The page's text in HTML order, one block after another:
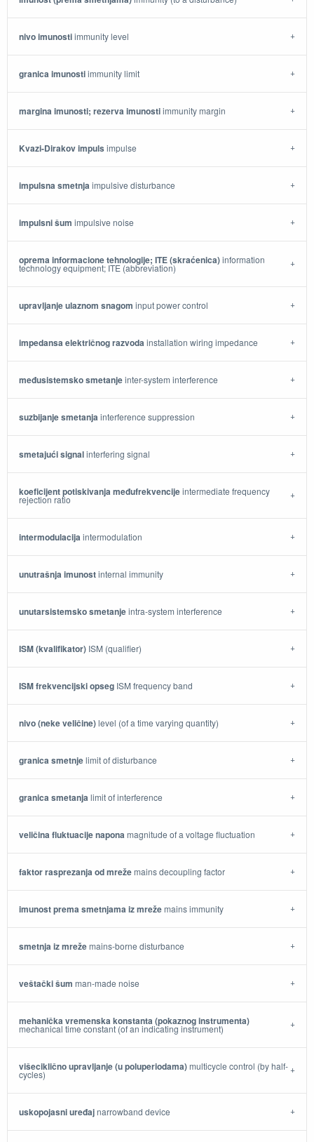
nivo imunostiimmunity level
granica imunostiimmunity limit
margina imunosti; rezerva imunostiimmunity margin
Kvazi-Dirakov impuls impulse
impulsna smetnjaimpulsive disturbance
impulsni šum impulsive noise
oprema informacione tehnologije; ITE (skraćenica)information
technology equipment; ITE (abbreviation)
upravljanje ulaznom snagom input power control
impedansa električnog razvodainstallation wiring impedance
međusistemsko smetanjeinter-system interference
suzbijanje smetanjainterference suppression
smetajući signalinterfering signal
koeficijent potiskivanja međufrekvencijeintermediate frequency
rejection ratio
intermodulacijaintermodulation
unutrašnja imunostinternal immunity
unutarsistemsko smetanjeintra-system interference
ISM (kvalifikator) ISM (qualifier)
ISM frekvencijski opseg ISM frequency band
nivo (neke veličine)level (of a time varying quantity)
granica smetnjelimit of disturbance
granica smetanjalimit of interference
veličina fluktuacije naponamagnitude of a voltage fluctuation
faktor rasprezanja od mrežemains decoupling factor
imunost prema smetnjama iz mrežemains immunity
smetnja iz mrežemains-borne disturbance
veštački šum man-made noise
mehanička vremenska konstanta (pokaznog instrumenta)
mechanical time constant (of an indicating instrument)
višeciklično upravljanje (u poluperiodama)multicycle control (by half-
cycles)
uskopojasni uređajnarrowband device